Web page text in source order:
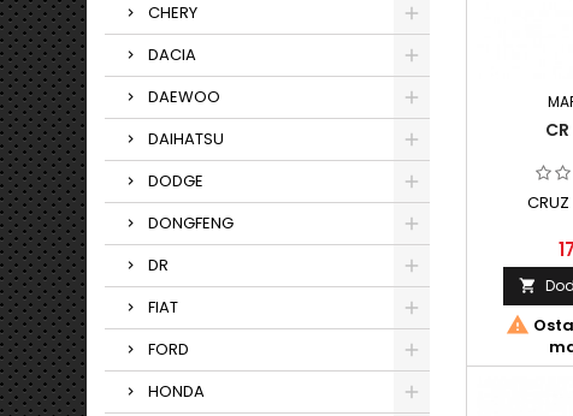
CHERY
DACIA
DAEWOO
DAIHATSU
DODGE
DONGFENG
DR
FIAT
FORD
HONDA
CRUZ

